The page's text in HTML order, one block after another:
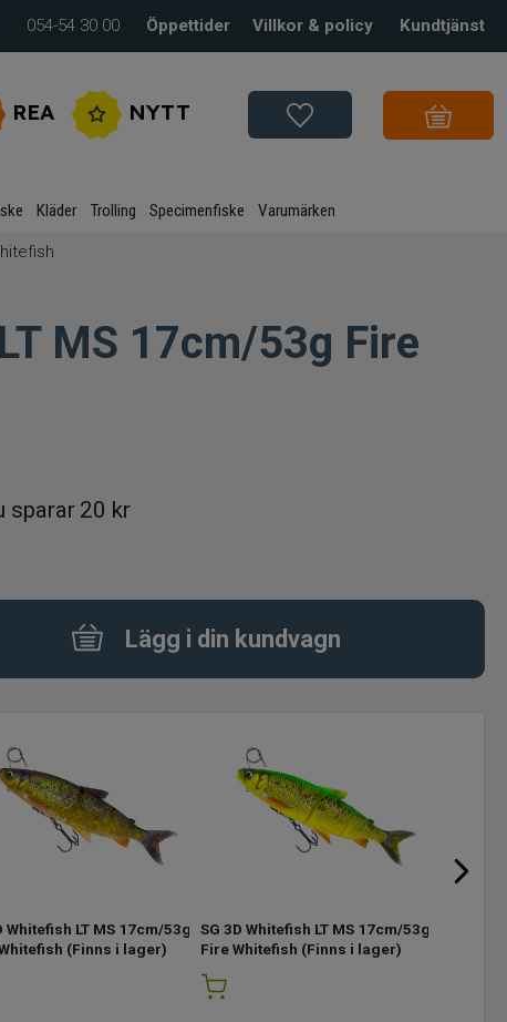
054-54 30 00 Öppettider Villkor & policy Kundtjänst
REA NYTT
Kläder Trolling Specimenfiske Varumärken
MS 17cm/53g Fire
sparar 20 kr
Lägg i din kundvagn
Whitefish LT MS 17cm/53g
(Finns i lager)
SG 3D Whitefish LT MS 17cm/53g
Fire Whitefish (Finns i lager)